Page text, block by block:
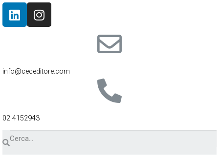
info@ceceditore.com
02 4152943